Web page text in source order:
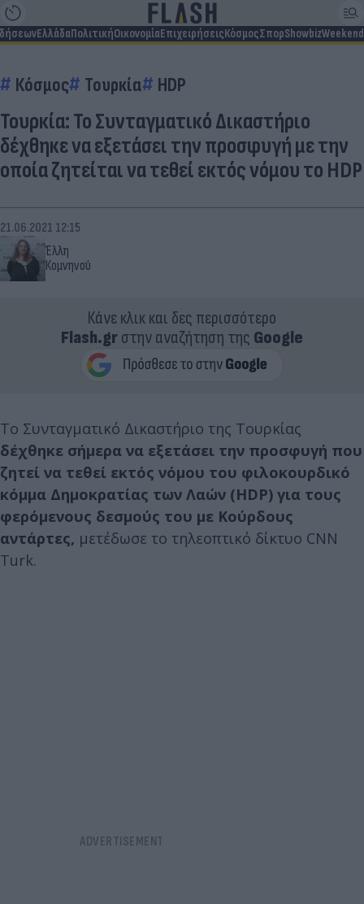
ΕλλάδαΠολιτικήΟικονομίαΕπιχειρήσειςΚόσμοςΣπορShowbizWeekend
Κόσμος Τουρκία HDP
Τουρκία: Το Συνταγματικό Δικαστήριο
δέχθηκε να εξετάσει την προσφυγή με την
οποία ζητείται να τεθεί εκτός νόμου το HDP
Έλλη
Κομνηνού
21.06.2021 12:15
Κάνε κλικ και δες περισσότερο
Flash.grστην αναζήτηση της Google
Το Συνταγματικό Δικαστήριο της Τουρκίας
δέχθηκε σήμερα να εξετάσει την προσφυγή που
ζητεί να τεθεί εκτός νόμου του φιλοκουρδικό
κόμμα Δημοκρατίας των Λαών (HDP) για τους
φερόμενους δεσμούς του με Κούρδους
αντάρτες, μετέδωσε το τηλεοπτικό δίκτυο CNN
Turk.